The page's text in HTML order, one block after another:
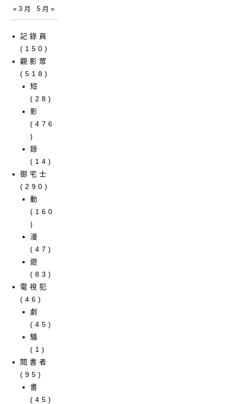
« 3 月 5 月 »
記錄員
(150)
觀影眾
(518)
短
(28)
影
(476
)
錄
(14)
御宅士
(290)
動
(160
)
漫
(47)
遊
(83)
電視犯
(46)
劇
(45)
騷
(1)
閱書者
(95)
書
(45)